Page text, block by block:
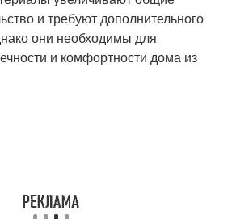
и требуют дополнительного
они необходимы для
и комфортности дома из